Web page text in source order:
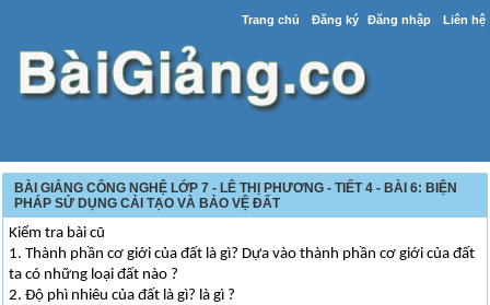
Trang chủ Đăng ký Đăng nhập Liên hệ
BÀI GIẢNG CÔNG NGHỆ LỚP 7 - LÊ THỊ PHƯƠNG - TIẾT 4 - BÀI 6: BIỆN
PHÁP SỬ DỤNG CẢI TẠO VÀ BẢO VỆ ĐẤT
Kiểm tra bài cũ
1. Thành phần cơ giới của đất là gì? Dựa vào thành phần cơ giới của đất
ta có những loại đất nào ?
2. Độ phì nhiêu của đất là gì? là gì ?